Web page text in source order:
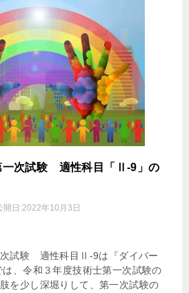
一次試験 適性科目「Ⅱ-9」の
開日:2022年10月3日
次試験 適性科目Ⅱ-9は『ダイバー
、令和３年度技術士第一次試験の
を少し深堀りして、第一次試験の